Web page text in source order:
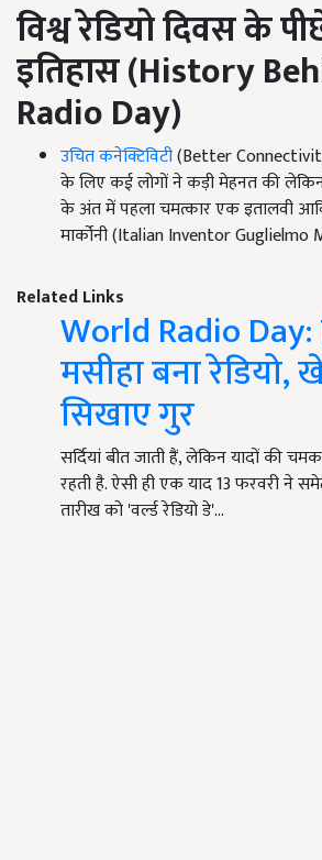
विश्व रेडियो दिवस के
इतिहास (History
Radio Day)
उचित कनेक्टिविटी(Better
के लिए कई लोगों ने कड़ी मेहनत की
के अंत में पहला चमत्कार एक इतालवी
मार्कोनी (Italian Inventor Guglielmo
Related Links
World Radio Day:
मसीहा बना रेडियो,
सिखाए गुर
सर्दियां बीत जाती हैं, लेकिन यादों की
रहती है. ऐसी ही एक याद 13 फरवरी ने
तारीख को 'वर्ल्ड रेडियो डे'…